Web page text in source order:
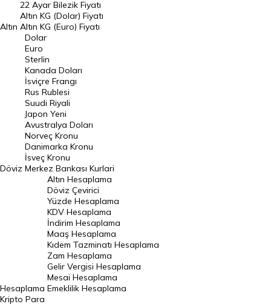
Dolar Kuru
Euro Kuru
Pound Kuru
Frank Kuru
Riyal Kuru
Avustralya Doları
Danimarka Kronu Kuru
Kanada Doları Kuru
Norveç Kronu Kuru
İsveç Kronu Kuru
Japon Yeni Kuru
Serbest Piyasa Döviz Kurları
Merkez Bankası Döviz Kurları
Altın Fiyatları
Altın
22 Ayar Bilezik Fiyatı
Altın KG (Dolar) Fiyatı
Altın KG (Euro) Fiyatı
Döviz
Dolar
Euro
Sterlin
Kanada Doları
İsviçre Frangı
Rus Rublesi
Suudi Riyali
Japon Yeni
Avustralya Doları
Norveç Kronu
Danimarka Kronu
İsveç Kronu
Merkez Bankası Kurlari
Hesaplama
Altın Hesaplama
Döviz Çevirici
Yüzde Hesaplama
KDV Hesaplama
İndirim Hesaplama
Maaş Hesaplama
Kıdem Tazminatı Hesaplama
Zam Hesaplama
Gelir Vergisi Hesaplama
Mesai Hesaplama
Emeklilik Hesaplama
Kripto Para